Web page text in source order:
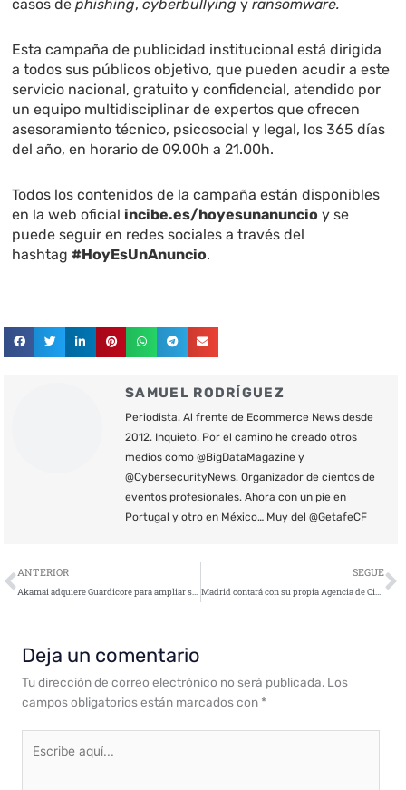
casos dephishing,cyberbullying yransomware.
Esta campaña de publicidad institucional está dirigida
a todos sus públicos objetivo, que pueden acudir a este
servicio nacional, gratuito y confidencial, atendido por
un equipo multidisciplinar de expertos que ofrecen
asesoramiento técnico, psicosocial y legal, los 365 días
del año, en horario de 09.00h a 21.00h.
Todos los contenidos de la campaña están disponibles
en la web oficial incibe.es/hoyesunanuncio y se
puede seguir en redes sociales a través del
hashtag#HoyEsUnAnuncio.
SAMUEL RODRÍGUEZ
Periodista. Al frente de Ecommerce News desde
2012. Inquieto. Por el camino he creado otros
medios como @BigDataMagazine y
@CybersecurityNews. Organizador de cientos de
eventos profesionales. Ahora con un pie en
Portugal y otro en México… Muy del @GetafeCF
Ant
ANTERIOR
Akamai adquiere Guardicore para ampliar sus soluciones de Zero Trust y ayudar a detener el ransomware
SEGUE
Madrid contará con su propia Agencia de Ciberseguridad
Deja un comentario
Tu dirección de correo electrónico no será publicada. Los
campos obligatorios están marcados con *
aquí...